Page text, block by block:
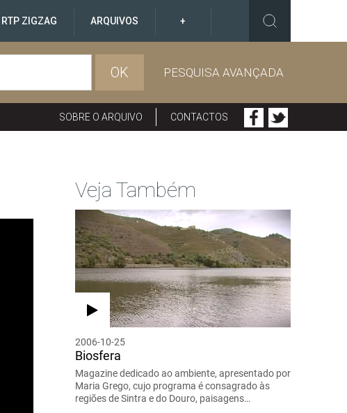
RTP ZIGZAG ARQUIVOS +
OK PESQUISA AVANÇADA
SOBRE O ARQUIVO CONTACTOS
Veja Também
2006-10-25
Biosfera
Magazine dedicado ao ambiente, apresentado por
Maria Grego, cujo programa é consagrado às
regiões de Sintra e do Douro, paisagens…